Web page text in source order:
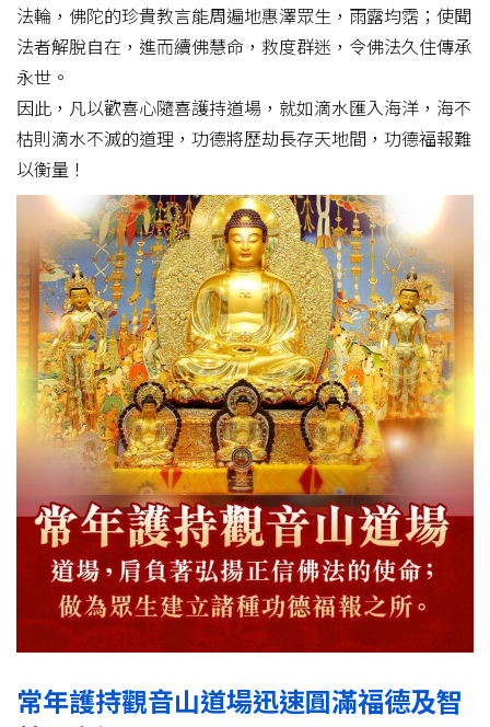
法輪，佛陀的珍貴教言能周遍地惠澤眾生，雨露均霑；使聞
法者解脫自在，進而續佛慧命，救度群迷，令佛法久住傳承
永世。
因此，凡以歡喜心隨喜護持道場，就如滴水匯入海洋，海不
枯則滴水不滅的道理，功德將歷劫長存天地間，功德福報難
以衡量！
常年護持觀音山道場迅速圓滿福德及智